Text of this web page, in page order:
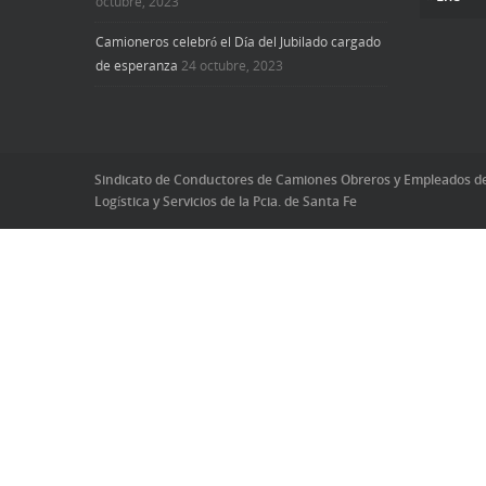
Camioneros celebró el Día del Jubilado cargado
de esperanza 24 octubre, 2023
Sindicato de Conductores de Camiones Obreros y Empleados
Logística y Servicios de la Pcia. de Santa Fe